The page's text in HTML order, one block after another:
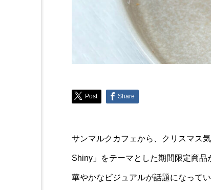
Post Share
サンマルクカフェから、クリスマス
Shiny」をテーマとした期間限定商
華やかなビジュアルが話題になって
Trend